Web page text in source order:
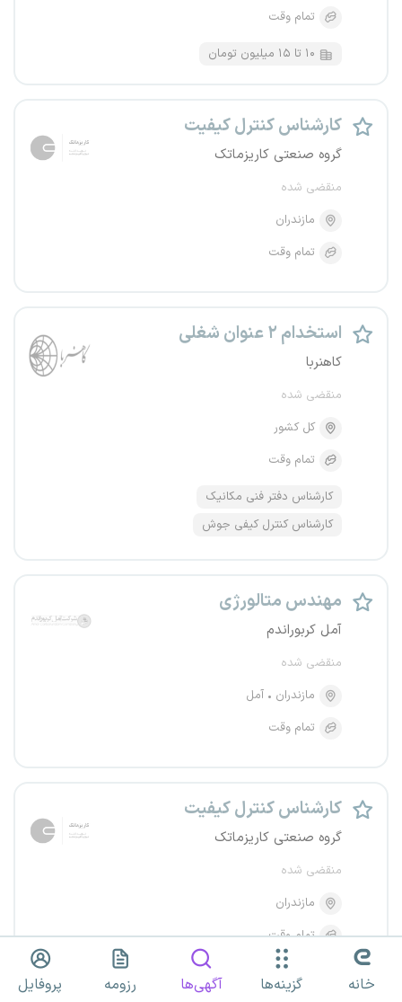
تمام وقت
۱۰ تا ۱۵ میلیون تومان
کارشناس کنترل کیفیت
گروه صنعتی کاریزماتک
منقضی شده
مازندران
تمام وقت
استخدام ۲ عنوان شغلی
کاهنربا
منقضی شده
کل کشور
تمام وقت
کارشناس دفتر فنی مکانیک
کارشناس کنترل کیفی جوش
مهندس متالورژی
آمل کربوراندم
منقضی شده
مازندران
آمل
تمام وقت
کارشناس کنترل کیفیت
گروه صنعتی کاریزماتک
منقضی شده
مازندران
تمام وقت
خانه گزینه‌ها آگهی‌ها رزومه پروفایل